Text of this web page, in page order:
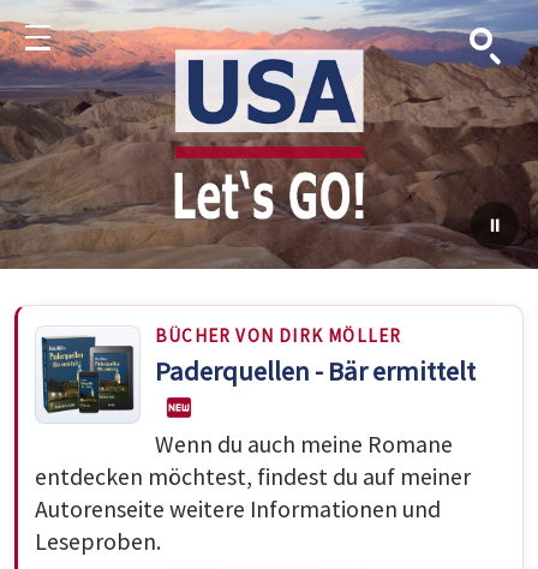
Menu Suche
BÜCHER VON DIRK MÖLLER
Paderquellen - Bär ermittelt
Wenn du auch meine Romane
entdecken möchtest, findest du auf meiner
Autorenseite weitere Informationen und
Leseproben.